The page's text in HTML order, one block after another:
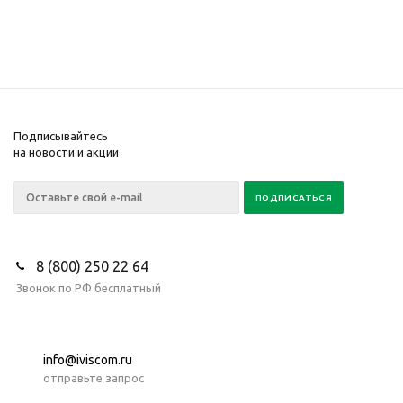
Подписывайтесь
на новости и акции
8 (800) 250 22 64
Звонок по РФ бесплатный
info@iviscom.ru
отправьте запрос